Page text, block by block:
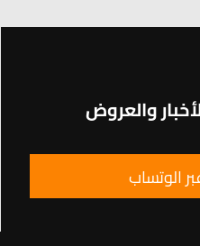
والعروض
الوتساب